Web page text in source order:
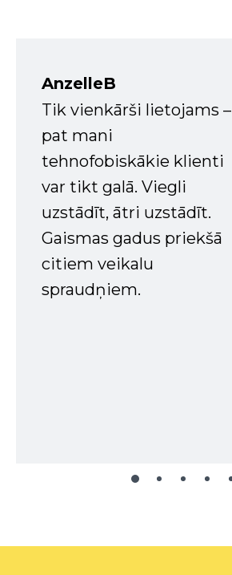
AnzelleB
Tik vienkārši lietojams –
pat mani
tehnofobiskākie klienti
var tikt galā. Viegli
uzstādīt, ātri uzstādīt.
Gaismas gadus priekšā
citiem veikalu
spraudņiem.